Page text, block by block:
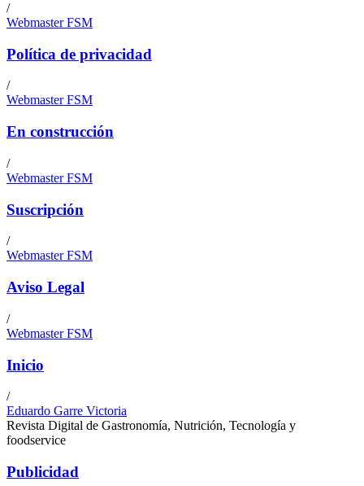
/
Webmaster FSM
Política de privacidad
/
Webmaster FSM
En construcción
/
Webmaster FSM
Suscripción
/
Webmaster FSM
Aviso Legal
/
Webmaster FSM
Inicio
/
Eduardo Garre Victoria
Revista Digital de Gastronomía, Nutrición, Tecnología y
foodservice
Publicidad